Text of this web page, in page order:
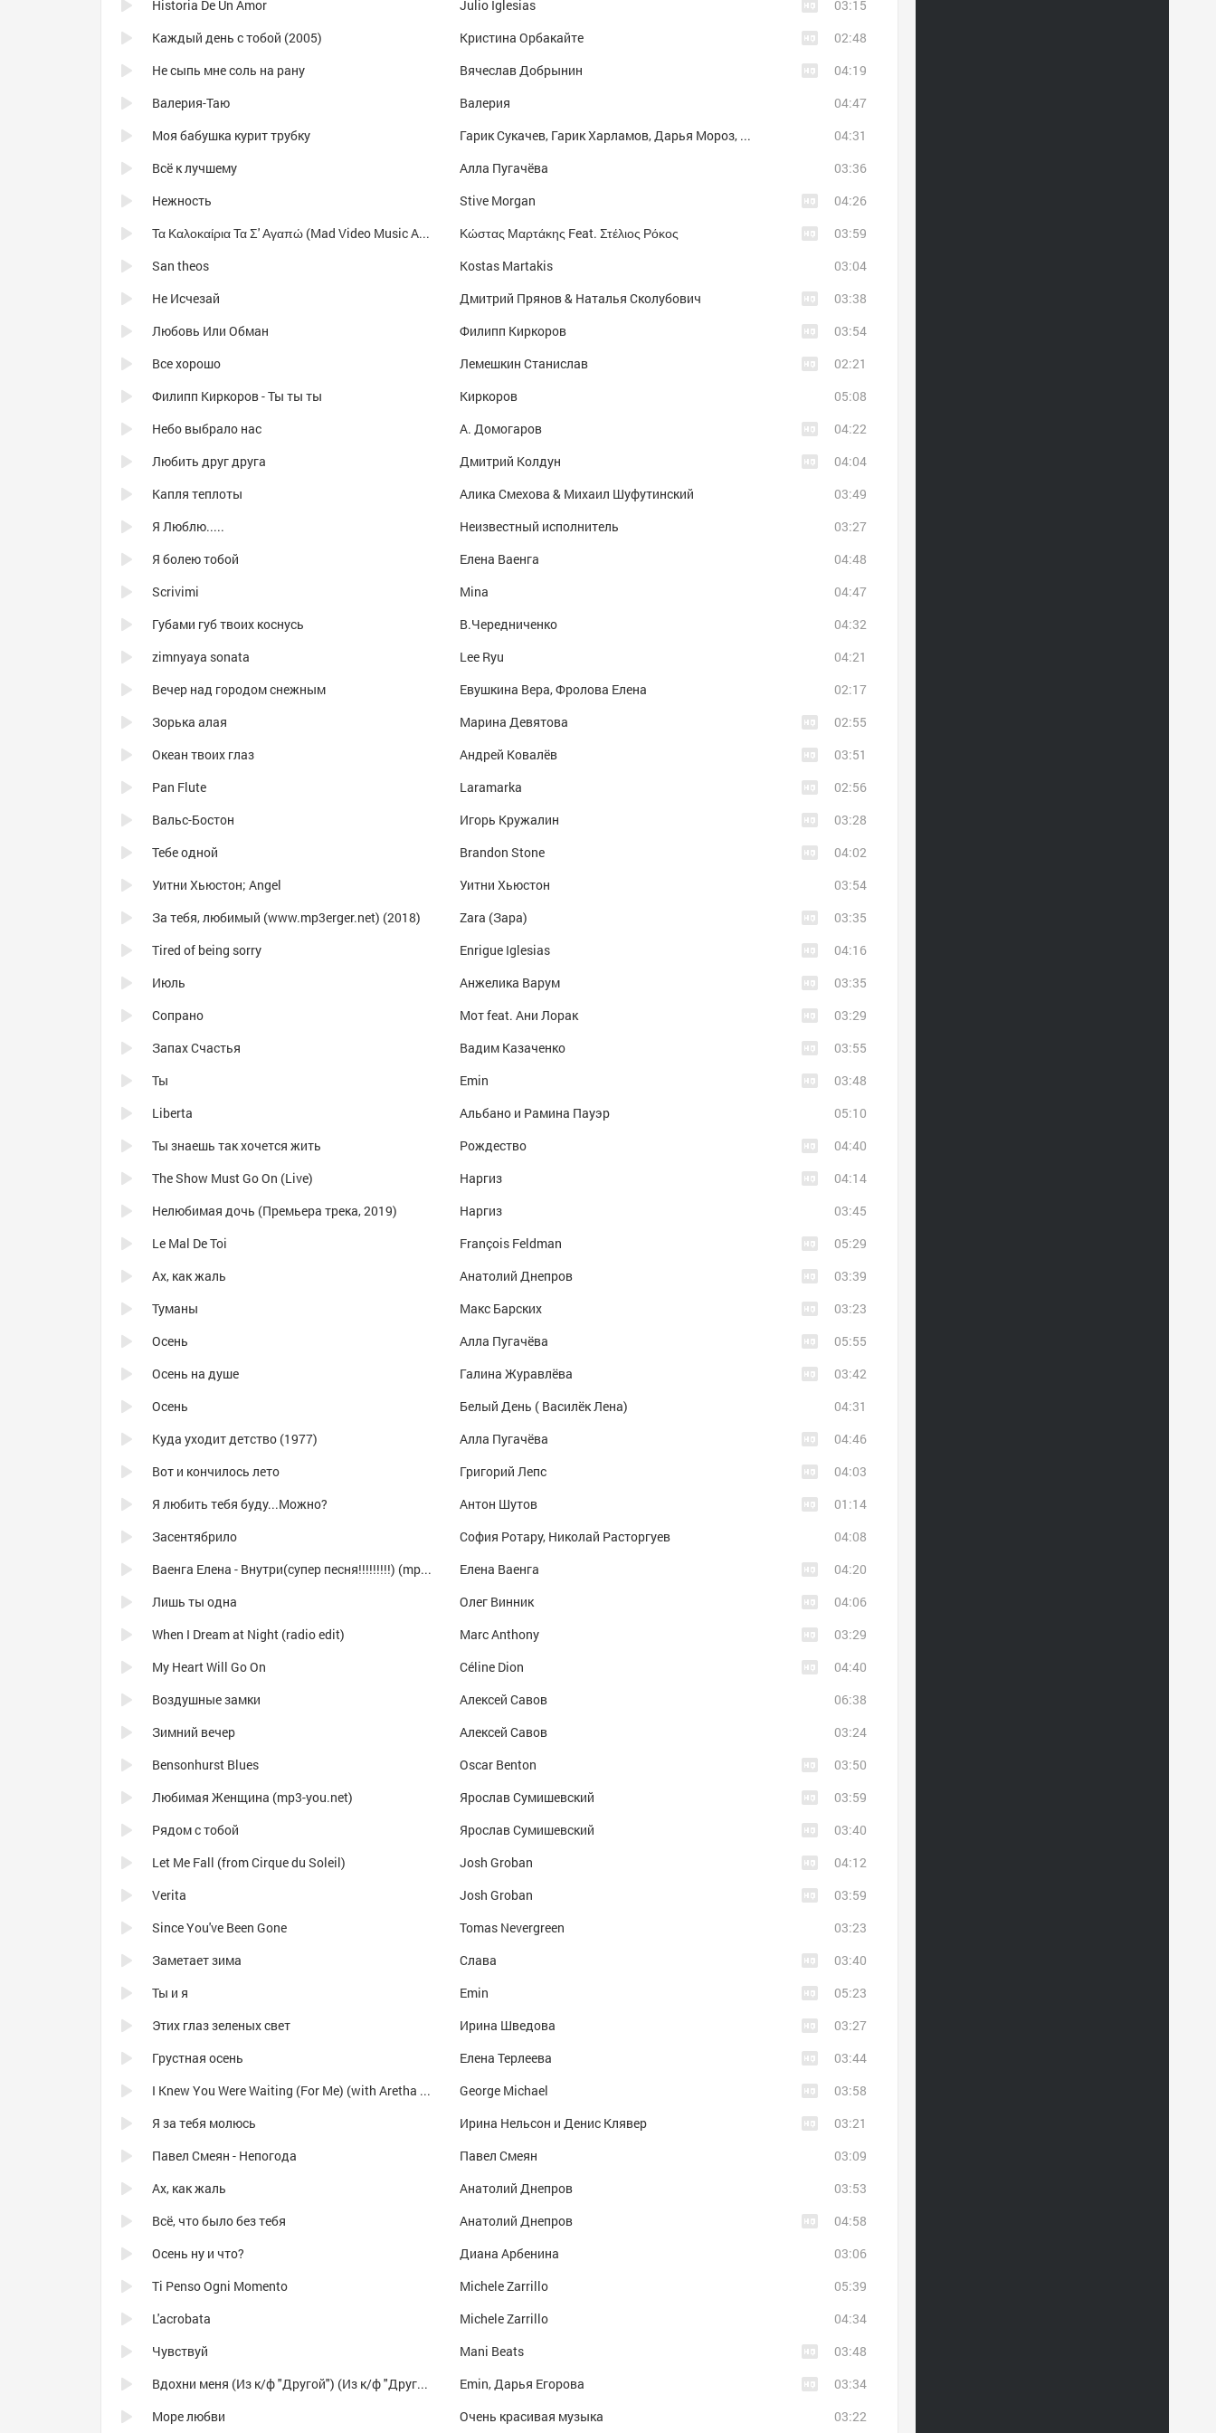
Historia De Un Amor
Julio Iglesias
03:15
Каждый день с тобой (2005)
Кристина Орбакайте
02:48
Не сыпь мне соль на рану
Вячеслав Добрынин
04:19
Валерия-Таю
Валерия
04:47
Моя бабушка курит трубку
Гарик Сукачев, Гарик Харламов, Дарья Мороз, Пелагея, Дмитрий Харатьян, Иван Охлобыстин и т.д.
04:31
Всё к лучшему
Алла Пугачёва
03:36
Нежность
Stive Morgan
04:26
Τα Καλοκαίρια Τα Σ' Αγαπώ (Mad Video Music Awards 2013)
Κώστας Μαρτάκης Feat. Στέλιος Ρόκος
03:59
San theos
Kostas Martakis
03:04
Не Исчезай
Дмитрий Прянов & Наталья Сколубович
03:38
Любовь Или Обман
Филипп Киркоров
03:54
Все хорошо
Лемешкин Станислав
02:21
Филипп Киркоров - Ты ты ты
Киркоров
05:08
Небо выбрало нас
А. Домогаров
04:22
Любить друг друга
Дмитрий Колдун
04:04
Капля теплоты
Алика Смехова & Михаил Шуфутинский
03:49
Я Люблю.....
Неизвестный исполнитель
03:27
Я болею тобой
Елена Ваенга
04:48
Scrivimi
Mina
04:47
Губами губ твоих коснусь
В.Чередниченко
04:32
zimnyaya sonata
Lee Ryu
04:21
Вечер над городом снежным
Евушкина Вера, Фролова Елена
02:17
Зорька алая
Марина Девятова
02:55
Океан твоих глаз
Андрей Ковалёв
03:51
Pan Flute
Laramarka
02:56
Вальс-Бостон
Игорь Кружалин
03:28
Тебе одной
Brandon Stone
04:02
Уитни Хьюстон; Angel
Уитни Хьюстон
03:54
За тебя, любимый (www.mp3erger.net) (2018)
Zara (Зара)
03:35
Tired of being sorry
Enrigue Iglesias
04:16
Июль
Анжелика Варум
03:35
Сопрано
Мот feat. Ани Лорак
03:29
Запах Счастья
Вадим Казаченко
03:55
Ты
Emin
03:48
Liberta
Альбано и Рамина Пауэр
05:10
Ты знаешь так хочется жить
Рождество
04:40
The Show Must Go On (Live)
Наргиз
04:14
Нелюбимая дочь (Премьера трека, 2019)
Наргиз
03:45
Le Mal De Toi
François Feldman
05:29
Ах, как жаль
Анатолий Днепров
03:39
Туманы
Макс Барских
03:23
Осень
Алла Пугачёва
05:55
Осень на душе
Галина Журавлёва
03:42
Осень
Белый День ( Василёк Лена)
04:31
Куда уходит детство (1977)
Алла Пугачёва
04:46
Вот и кончилось лето
Григорий Лепс
04:03
Я любить тебя буду...Можно?
Антон Шутов
01:14
Засентябрило
София Ротару, Николай Расторгуев
04:08
Ваенга Елена - Внутри(супер песня!!!!!!!!!) (mp3ostrov.com)
Елена Ваенга
04:20
Лишь ты одна
Oлeг Bинник
04:06
When I Dream at Night (radio edit)
Marc Anthony
03:29
My Heart Will Go On
Céline Dion
04:40
Воздушные замки
Алексей Савов
06:38
Зимний вечер
Алексей Савов
03:24
Bensonhurst Blues
Oscar Benton
03:50
Любимая Женщина (mp3-you.net)
Ярослав Сумишевский
03:59
Рядом с тобой
Ярослав Сумишевский
03:40
Let Me Fall (from Cirque du Soleil)
Josh Groban
04:12
Verita
Josh Groban
03:59
Since You've Been Gone
Tomas Nevergreen
03:23
Заметает зима
Слава
03:40
Ты и я
Emin
05:23
Этих глаз зеленых свет
Ирина Шведова
03:27
Грустная осень
Елена Терлеева
03:44
I Knew You Were Waiting (For Me) (with Aretha Franklin)
George Michael
03:58
Я за тебя молюсь
Ирина Нельсон и Денис Клявер
03:21
Павел Смеян - Непогода
Павел Смеян
03:09
Ах, как жаль
Анатолий Днепров
03:53
Всё, что было без тебя
Анатолий Днепров
04:58
Осень ну и что?
Диана Арбенина
03:06
Ti Penso Ogni Momento
Michele Zarrillo
05:39
L'acrobata
Michele Zarrillo
04:34
Чувствуй
Mani Beats
03:48
Вдохни меня (Из к/ф "Другой") (Из к/ф "Другой")
Emin, Дарья Егорова
03:34
Море любви
Очень красивая музыка 03:22